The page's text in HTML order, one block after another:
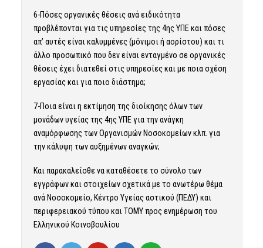
6-Πόσες οργανικές θέσεις ανά ειδικότητα
προβλέπονται για τις υπηρεσίες της 4ης ΥΠΕ και πόσες
απ’ αυτές είναι καλυμμένες (μόνιμοι ή αορίστου) και τι
άλλο προσωπικό που δεν είναι ενταγμένο σε οργανικές
θέσεις έχει διατεθεί στις υπηρεσίες και με ποια σχέση
εργασίας και για ποιο διάστημα;
7-Ποια είναι η εκτίμηση της διοίκησης όλων των
μονάδων υγείας της 4ης ΥΠΕ για την ανάγκη
αναμόρφωσης των Οργανισμών Νοσοκομείων κλπ. για
την κάλυψη των αυξημένων αναγκών;
Και παρακαλείσθε να καταθέσετε το σύνολο των
εγγράφων και στοιχείων σχετικά με το ανωτέρω θέμα
ανά Νοσοκομείο, Κέντρο Υγείας αστικού (ΠΕΔΥ) και
περιφερειακού τύπου και ΤΟΜΥ προς ενημέρωση του
Ελληνικού Κοινοβουλίου